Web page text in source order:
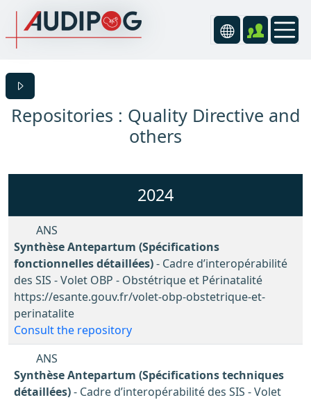
Repositories : Quality Directive and
others
2024
ANS
Synthèse Antepartum (Spécifications
fonctionnelles détaillées)- Cadre d’interopérabilité
des SIS - Volet OBP - Obstétrique et Périnatalité
https://esante.gouv.fr/volet-obp-obstetrique-et-
perinatalite
Consult the repository
ANS
Synthèse Antepartum (Spécifications techniques
détaillées)- Cadre d’interopérabilité des SIS - Volet